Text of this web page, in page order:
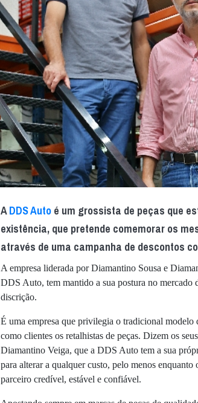
ADDS Auto é um grossista de peças que
existência, que pretende comemorar os
através de uma campanha de descontos
A empresa liderada por Diamantino Sousa e
DDS Auto, tem mantido a sua postura no mercado
discrição.
É uma empresa que privilegia o tradicional modelo
como clientes os retalhistas de peças. Dizem os
Diamantino Veiga, que a DDS Auto tem a sua
para alterar a qualquer custo, pelo menos
parceiro credível, estável e confiável.